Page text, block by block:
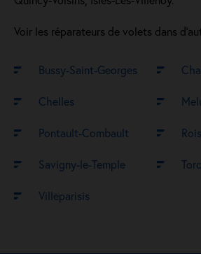
Voir les réparateurs de volets dans
Bussy-Saint-Georges
Chelles
Pontault-Combault
Savigny-le-Temple
Villeparisis